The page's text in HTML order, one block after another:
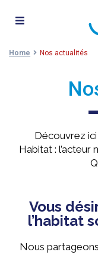
Home Nos actualités
Découvrez
Habitat : l’acteur
Vous
l’habitat
Nous